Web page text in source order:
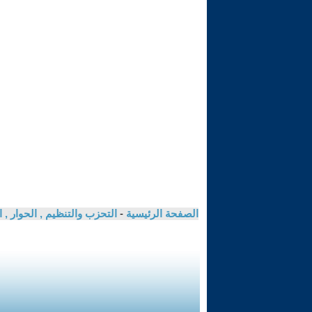
الصفحة الرئيسية - التحزب والتنظيم , الحوار